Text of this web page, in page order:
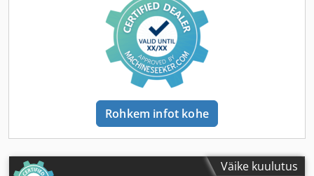
Rohkem infot kohe
Väike kuulutus